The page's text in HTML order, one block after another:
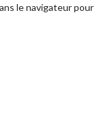
le navigateur pour